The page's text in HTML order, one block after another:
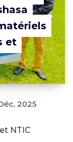
et
2025
NTIC